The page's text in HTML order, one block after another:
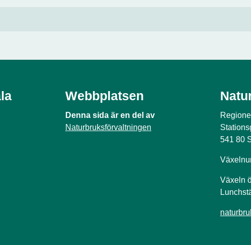
Webbplatsen
Denna sida är en del av
Naturbruksförvaltningen
541 80
Växeln